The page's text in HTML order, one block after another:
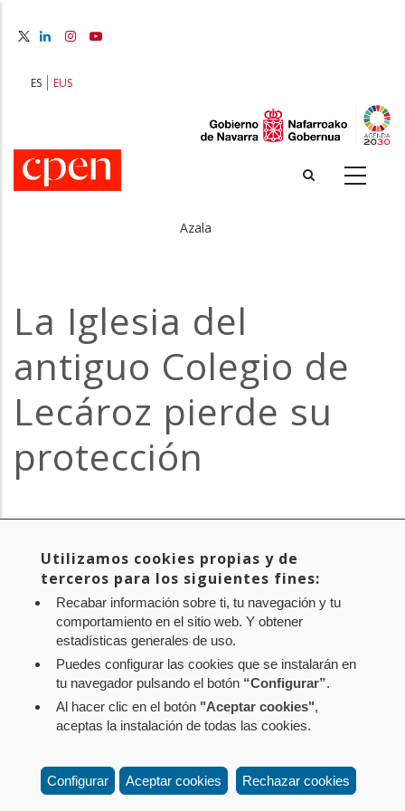
content
ES EUS
Azala
La Iglesia del
antiguo Colegio de
Lecároz pierde su
protección
El Diario Vasco
Política de privacidad
Política de cookies
Contacto: Paseo de Sarasate nº 38, 2º Dcha - 31001
Pamplona (Navarra) Tel.: 848 42 08 72
Utilizamos cookies propias y de
terceros para los siguientes fines:
Recabar información sobre ti, tu navegación y tu
comportamiento en el sitio web. Y obtener
estadísticas generales de uso.
Puedes configurar las cookies que se instalarán en
tu navegador pulsando el botón “Configurar”.
Al hacer clic en el botón "Aceptar cookies",
aceptas la instalación de todas las cookies.
Configurar Aceptar cookies Rechazar cookies